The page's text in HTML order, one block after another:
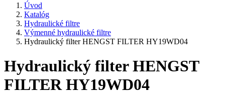
Úvod
Katalóg
Hydraulické filtre
Výmenné hydraulické filtre
Hydraulický filter HENGST FILTER HY19WD04
Hydraulický filter HENGST
FILTER HY19WD04